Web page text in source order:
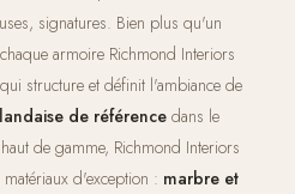
signatures. Bien plus qu'un
armoire Richmond Interiors
structure et définit l'ambiance de
de référence dans le
de gamme, Richmond Interiors
d'exception : marbre et